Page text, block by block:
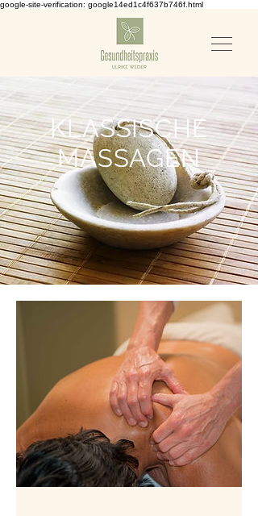
google-site-verification: google14ed1c4f637b746f.html
KLASSISCHE
MASSAGEN